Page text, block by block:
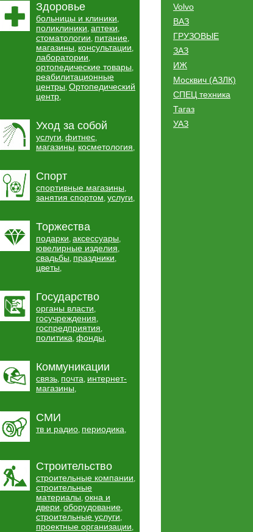
Здоровье
больницы и клиники,
поликлиники, аптеки,
стоматологии, питание,
магазины, консультации,
лаборатории,
ортопедические товары,
реабилитационные
центры, Ортопедический
центр,
Уход за собой
услуги, фитнес,
магазины, косметология,
Спорт
спортивные магазины,
занятия спортом, услуги,
Торжества
подарки, аксессуары,
ювелирные изделия,
свадьбы, праздники,
цветы,
Государство
органы власти,
госучреждения,
госпредприятия,
политика, фонды,
Коммуникации
связь, почта, интернет-
магазины,
СМИ
тв и радио, периодика,
Строительство
строительные компании,
строительные
материалы, окна и
двери, оборудование,
строительные услуги,
проектные организации,
Volvo
ВАЗ
ГРУЗОВЫЕ
ЗАЗ
ИЖ
Москвич (АЗЛК)
СПЕЦ техника
Тагаз
УАЗ